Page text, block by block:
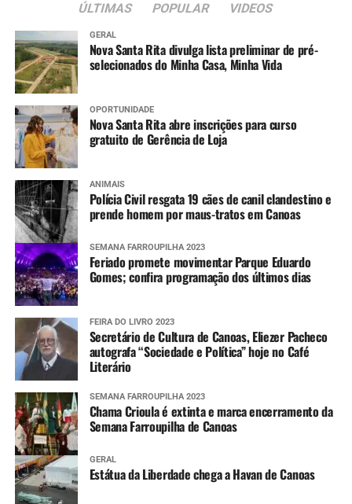
ÚLTIMAS POPULAR VIDEOS
GERAL
Nova Santa Rita divulga lista preliminar de pré-
selecionados do Minha Casa, Minha Vida
OPORTUNIDADE
Nova Santa Rita abre inscrições para curso
gratuito de Gerência de Loja
ANIMAIS
Polícia Civil resgata 19 cães de canil clandestino e
prende homem por maus-tratos em Canoas
SEMANA FARROUPILHA 2023
Feriado promete movimentar Parque Eduardo
Gomes; confira programação dos últimos dias
FEIRA DO LIVRO 2023
Secretário de Cultura de Canoas, Eliezer Pacheco
autografa “Sociedade e Política” hoje no Café
Literário
SEMANA FARROUPILHA 2023
Chama Crioula é extinta e marca encerramento da
Semana Farroupilha de Canoas
GERAL
Estátua da Liberdade chega a Havan de Canoas